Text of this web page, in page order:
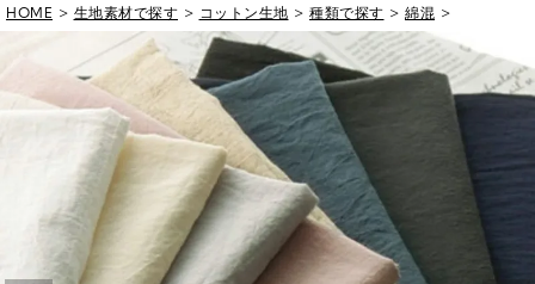
HOME
生地素材で探す コットン生地 種類で探す 綿混